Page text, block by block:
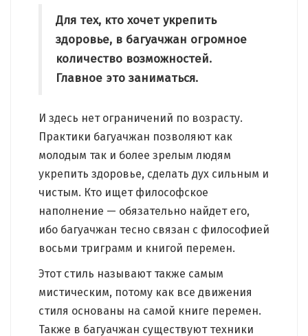
Для тех, кто хочет укрепить
здоровье, в багуачжан огромное
количество возможностей.
Главное это заниматься.
И здесь нет ограничений по возрасту.
Практики багуачжан позволяют как
молодым так и более зрелым людям
укрепить здоровье, сделать дух сильным и
чистым. Кто ищет философское
наполнение — обязательно найдет его,
ибо багуачжан тесно связан с философией
восьми триграмм и книгой перемен.
Этот стиль называют также самым
мистическим, потому как все движения
стиля основаны на самой книге перемен.
Также в багуачжан существуют техники